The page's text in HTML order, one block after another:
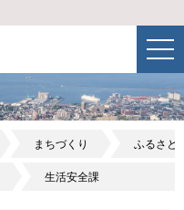
まちづくり ふるさと
生活安全課